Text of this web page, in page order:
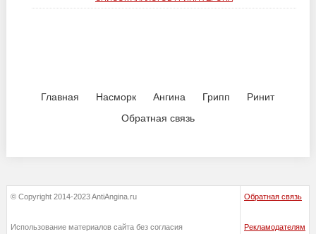
Главная Насморк Ангина Грипп
Ринит
Обратная связь
© Copyright 2014-2023 AntiAngina.ru
Использование материалов сайта без согласия
Обратная связь
Рекламодателям